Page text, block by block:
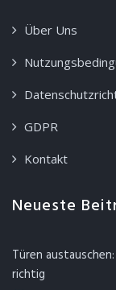
Über Uns
GDPR
Kontakt
Neueste
Türen
richtig